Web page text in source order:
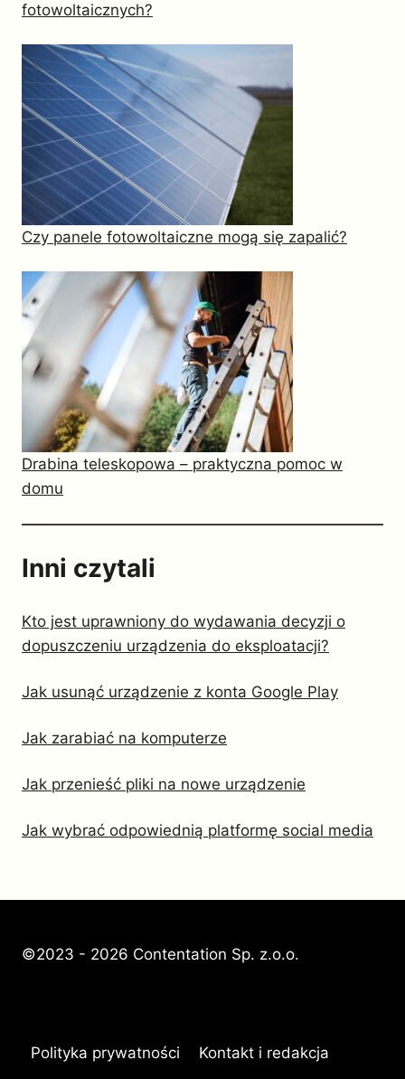
fotowoltaicznych?
Czy panele fotowoltaiczne mogą się zapalić?
Drabina teleskopowa – praktyczna pomoc w
domu
Inni czytali
Kto jest uprawniony do wydawania decyzji o
dopuszczeniu urządzenia do eksploatacji?
Jak usunąć urządzenie z konta Google Play
Jak zarabiać na komputerze
Jak przenieść pliki na nowe urządzenie
Jak wybrać odpowiednią platformę social media
©2023 - 2026 Contentation Sp. z.o.o.
Polityka prywatności Kontakt i redakcja